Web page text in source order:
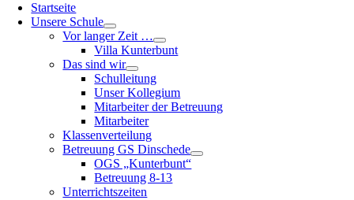
Startseite
Unsere Schule
Vor langer Zeit …
Villa Kunterbunt
Das sind wir
Schulleitung
Unser Kollegium
Mitarbeiter der Betreuung
Mitarbeiter
Klassenverteilung
Betreuung GS Dinschede
OGS „Kunterbunt“
Betreuung 8-13
Unterrichtszeiten